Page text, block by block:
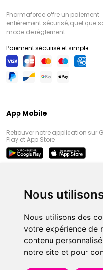
Nous
Nous utilisons des
votre expérience de
contenu
notre site et pour
Pharmaforce offre un paiement
entièrement sécurisé, quel que
mode de règlement
Paiement sécurisé et simple
App Mobile
Retrouver notre application sur
Play et App Store
accueil, de nos conseils